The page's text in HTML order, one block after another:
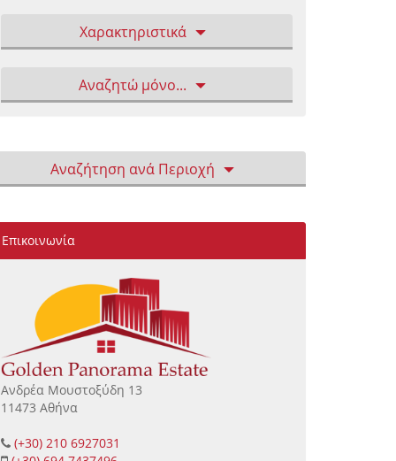
Χαρακτηριστικά
Αναζητώ μόνο...
Αναζήτηση ανά Περιοχή
Επικοινωνία
Ανδρέα Μουστοξύδη 13
11473 Αθήνα
(+30) 210 6927031